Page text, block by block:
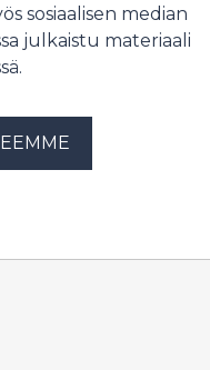
sosiaalisen median
julkaistu materiaali